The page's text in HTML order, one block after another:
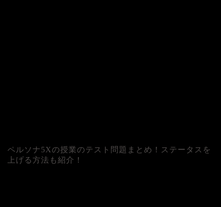
ペルソナ5Xの授業のテスト問題まとめ！ステータスを
上げる方法も紹介！